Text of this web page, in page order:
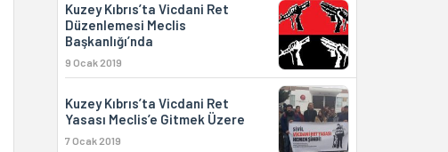
Kuzey Kıbrıs’ta Vicdani Ret
Düzenlemesi Meclis
Başkanlığı’nda
9 Ocak 2019
Kuzey Kıbrıs’ta Vicdani Ret
Yasası Meclis’e Gitmek Üzere
7 Ocak 2019